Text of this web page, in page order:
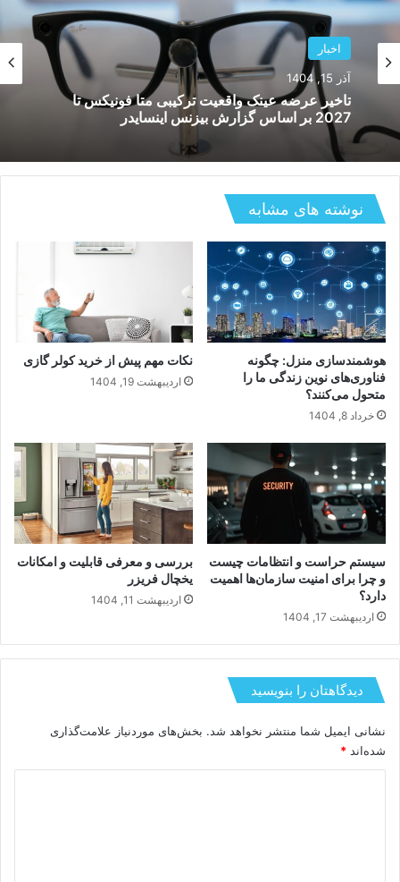
اخبار
آذر 15, 1404
تاخیر عرضه عینک واقعیت ترکیبی متا فونیکس تا
2027 بر اساس گزارش بیزنس اینسایدر
نوشته های مشابه
هوشمندسازی منزل: چگونه
فناوری‌های نوین زندگی ما را
متحول می‌کنند؟
خرداد 8, 1404
نکات مهم پیش از خرید کولر گازی
اردیبهشت 19, 1404
سیستم حراست و انتظامات چیست
و چرا برای امنیت سازمان‌ها اهمیت
دارد؟
اردیبهشت 17, 1404
بررسی و معرفی قابلیت و امکانات
یخچال فریزر
اردیبهشت 11, 1404
دیدگاهتان را بنویسید
نشانی ایمیل شما منتشر نخواهد شد. بخش‌های موردنیاز علامت‌گذاری
شده‌اند *